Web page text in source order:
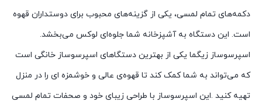
دکمه‌های تمام لمسی، یکی از گزینه‌های محبوب برای دوستداران قهوه
است. این دستگاه به آشپزخانه شما جلوه‌ای لوکس می‌بخشد.
اسپرسوساز زیگما یکی از بهترین دستگاهای اسپرسوساز خانگی است
که می‌تواند به شما کمک کند تا قهوه‌ی عالی و خوشمزه ای را در منزل
تهیه کنید .این اسپرسوساز با طراحی زیبای خود و صحفات تمام لمسی